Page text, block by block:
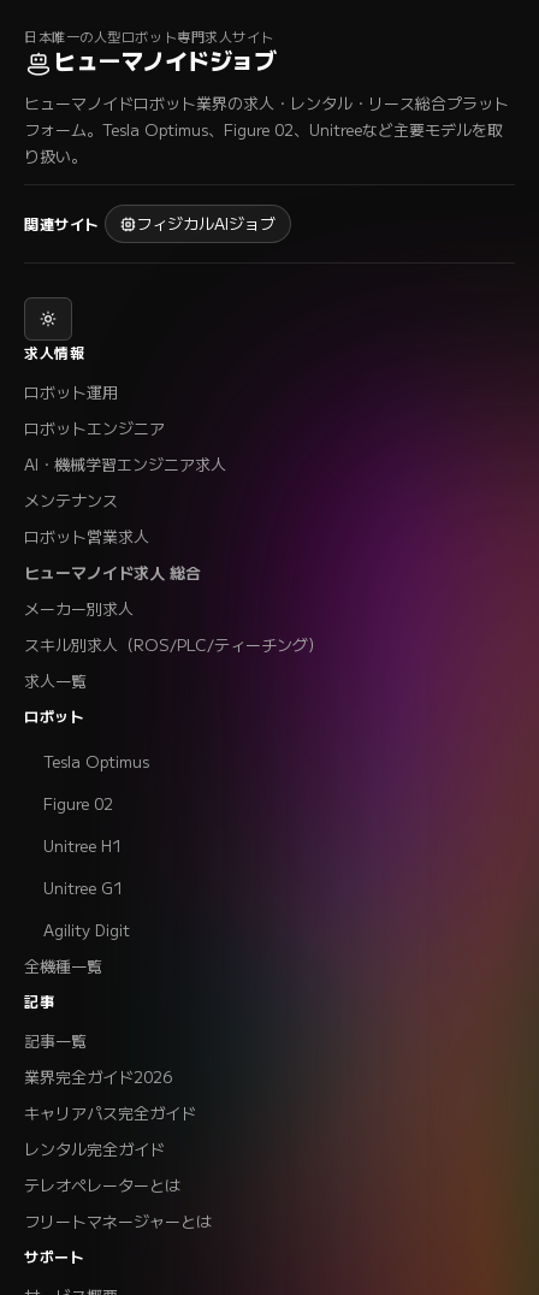
日本唯一の人型ロボット専門求人サイト
ヒューマノイドジョブ
ヒューマノイドロボット業界の求人・レンタル・リース総合プラット
フォーム。Tesla Optimus、Figure 02、Unitreeなど主要モデルを取
り扱い。
関連サイト フィジカルAIジョブ
求人情報
ロボット運用
ロボットエンジニア
AI・機械学習エンジニア求人
メンテナンス
ロボット営業求人
ヒューマノイド求人 総合
メーカー別求人
スキル別求人（ROS/PLC/ティーチング）
求人一覧
ロボット
Tesla Optimus
Figure 02
Unitree H1
Unitree G1
Agility Digit
全機種一覧
記事
記事一覧
業界完全ガイド2026
キャリアパス完全ガイド
レンタル完全ガイド
テレオペレーターとは
フリートマネージャーとは
サポート